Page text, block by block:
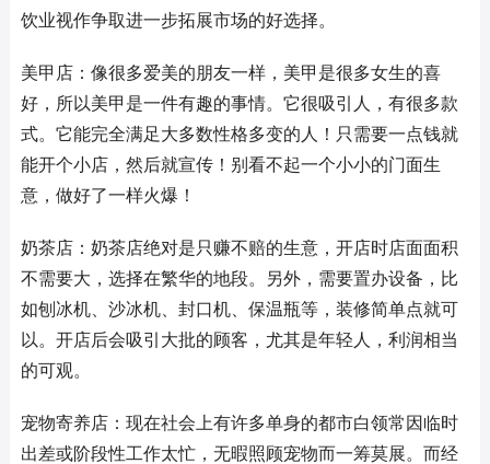
饮业视作争取进一步拓展市场的好选择。
美甲店：像很多爱美的朋友一样，美甲是很多女生的喜
好，所以美甲是一件有趣的事情。它很吸引人，有很多款
式。它能完全满足大多数性格多变的人！只需要一点钱就
能开个小店，然后就宣传！别看不起一个小小的门面生
意，做好了一样火爆！
奶茶店：奶茶店绝对是只赚不赔的生意，开店时店面面积
不需要大，选择在繁华的地段。另外，需要置办设备，比
如刨冰机、沙冰机、封口机、保温瓶等，装修简单点就可
以。开店后会吸引大批的顾客，尤其是年轻人，利润相当
的可观。
宠物寄养店：现在社会上有许多单身的都市白领常因临时
出差或阶段性工作太忙，无暇照顾宠物而一筹莫展。而经